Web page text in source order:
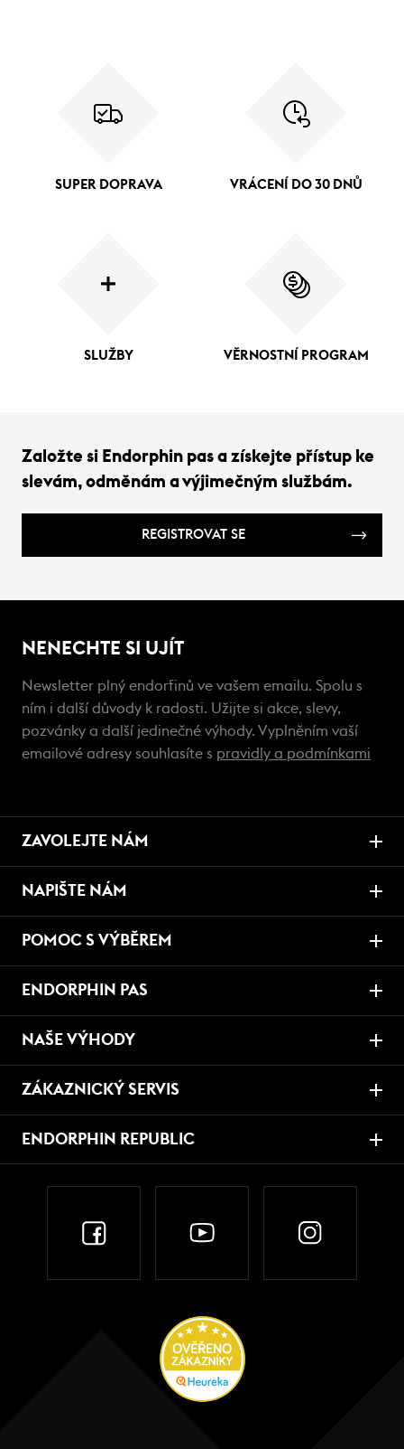
SUPER DOPRAVA VRÁCENÍ DO 30 DNŮ
SLUŽBY VĚRNOSTNÍ PROGRAM
Založte si Endorphin pas a získejte přístup ke
slevám, odměnám a výjimečným službám.
REGISTROVAT SE
NENECHTE SI UJÍT
Newsletter plný endorfinů ve vašem emailu. Spolu s
ním i další důvody k radosti. Užijte si akce, slevy,
pozvánky a další jedinečné výhody. Vyplněním vaší
emailové adresy souhlasíte s pravidly a podmínkami
ZAVOLEJTE NÁM
NAPIŠTE NÁM
POMOC S VÝBĚREM
ENDORPHIN PAS
NAŠE VÝHODY
ZÁKAZNICKÝ SERVIS
ENDORPHIN REPUBLIC